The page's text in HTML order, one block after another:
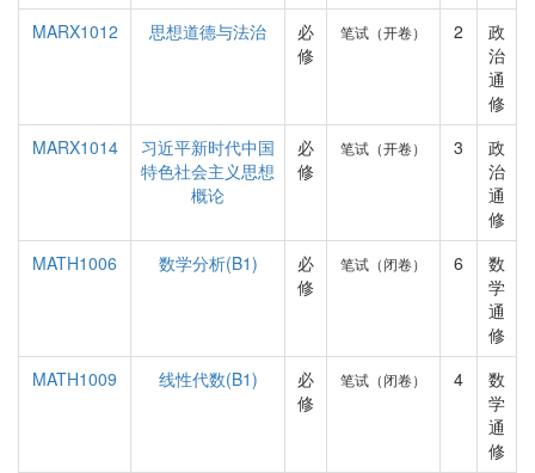
MARX1012
思想道德与法治
必
修
笔试（开卷） 2
政
治
通
修
MARX1014
习近平新时代中国
特色社会主义思想
概论
必
修
笔试（开卷） 3
政
治
通
修
MATH1006
数学分析(B1)
必
修
笔试（闭卷） 6
数
学
通
修
MATH1009
线性代数(B1)
必
修
笔试（闭卷） 4
数
学
通
修